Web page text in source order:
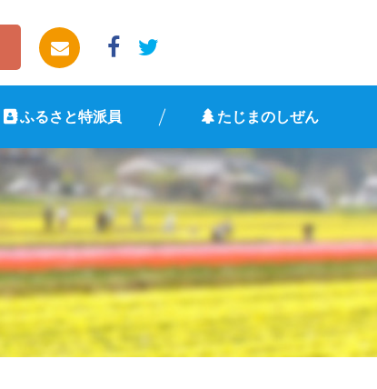
ふるさと特派員 たじまのしぜん